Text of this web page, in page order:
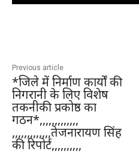
Previous article
*जिले में निर्माण कार्यों की
निगरानी के लिए विशेष
तकनीकी प्रकोष्ठ का
गठन*,,,,,,,,,,,,,
,,,,,,,,,,,,,तेजनारायण सिंह
की रिपोर्ट,,,,,,,,,,